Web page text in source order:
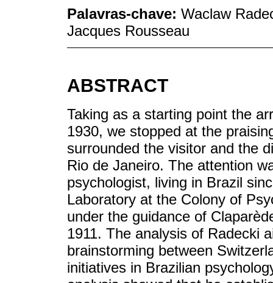
Palavras-chave: Waclaw
Jacques Rousseau
ABSTRACT
Taking as a starting point the
1930, we stopped at the
surrounded the visitor and the
Rio de Janeiro. The attention
psychologist, living in Brazil
Laboratory at the Colony of
under the guidance of
1911. The analysis of Radecki
brainstorming between
initiatives in Brazilian